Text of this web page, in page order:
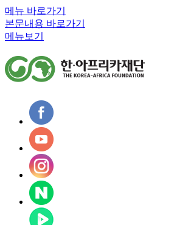
메뉴 바로가기
본문내용 바로가기
메뉴보기